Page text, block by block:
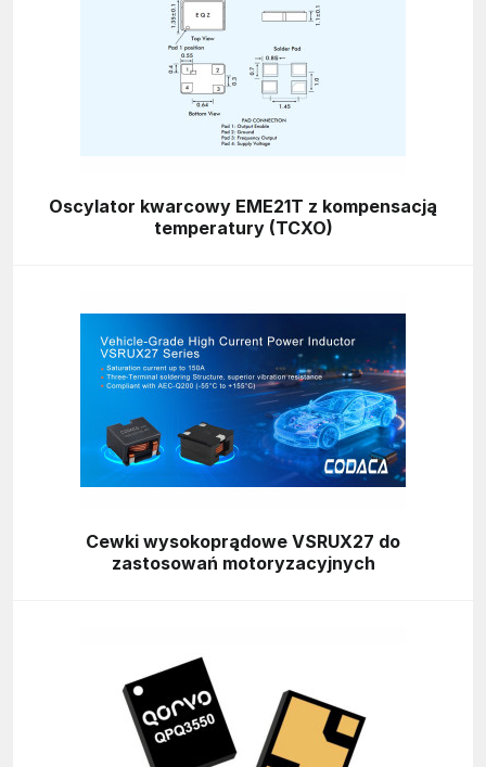
Oscylator kwarcowy EME21T z kompensacją
temperatury (TCXO)
Cewki wysokoprądowe VSRUX27 do
zastosowań motoryzacyjnych